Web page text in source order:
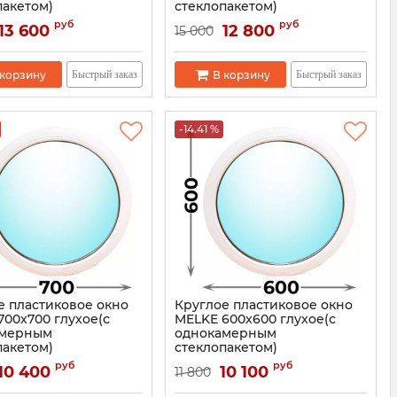
600 руб
Быстрый заказ
стеклопакетом)
Артикул: 3620
15 000 12 800 руб
В корзину Быстрый заказ
пластиковое окно
глухое(с
400 руб
-14.41 %
Круглое пластиковое окно
MELKE 600x600 глухое(с
однокамерным
стеклопакетом)
Артикул: 3616
11 800 10 100 руб